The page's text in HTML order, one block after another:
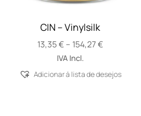
CIN – Vinylsilk
13,35€ – 154,27€Price
through
IVA Incl.
Adicionar á lista de desejos